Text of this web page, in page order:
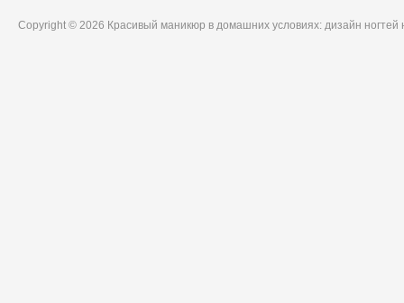
Copyright © 2026 Красивый маникюр в домашних условиях: дизайн